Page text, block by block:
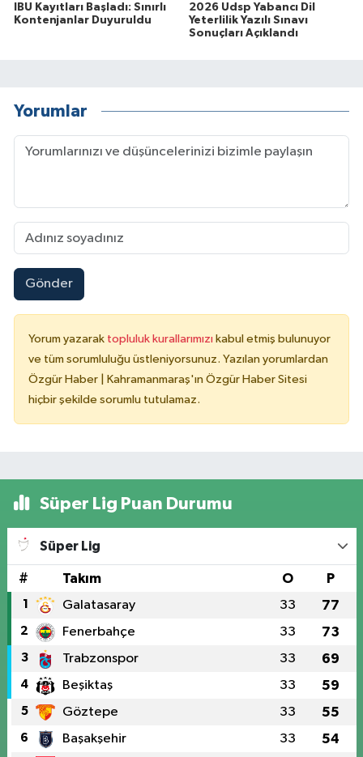
IBU Kayıtları Başladı: Sınırlı
Kontenjanlar Duyuruldu
2026 Udsp Yabancı Dil
Yeterlilik Yazılı Sınavı
Sonuçları Açıklandı
Yorumlar
Gönder
Yorum yazarak topluluk kurallarımızı kabul etmiş bulunuyor
ve tüm sorumluluğu üstleniyorsunuz. Yazılan yorumlardan
Özgür Haber | Kahramanmaraş'ın Özgür Haber Sitesi
hiçbir şekilde sorumlu tutulamaz.
Süper Lig Puan Durumu
Süper Lig
# Takım O P
1 Galatasaray 33 77
2 Fenerbahçe 33 73
3 Trabzonspor 33 69
4 Beşiktaş 33 59
5 Göztepe 33 55
6 Başakşehir 33 54